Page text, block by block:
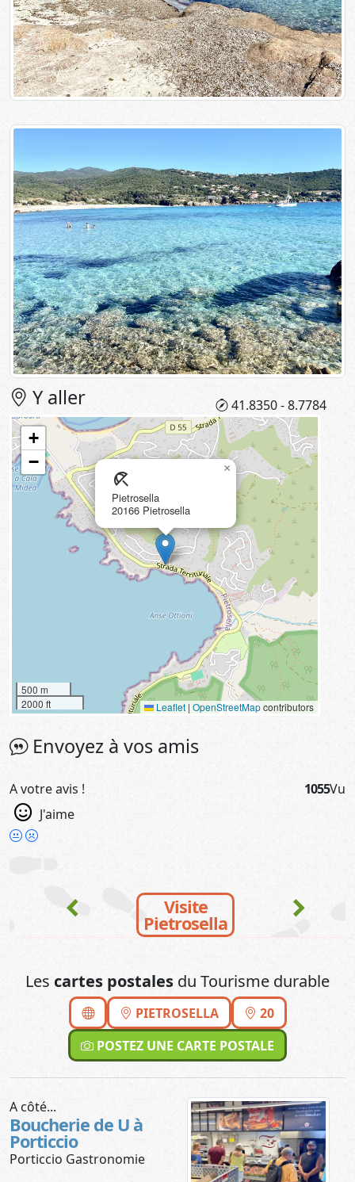
Y aller 41.8350 - 8.7784
beach_access
Pietrosella
20166 Pietrosella
×
+
−
500 m
2000 ft
Leaflet | OpenStreetMapcontributors
Envoyez à vos amis
A votre avis !
J'aime
1055Vu
chevron_left Visite
Pietrosella chevron_right
Les cartes postales du Tourisme durable
PIETROSELLA
20
POSTEZ UNE CARTE POSTALE
A côté...
Boucherie de U à
Porticcio
Porticcio Gastronomie